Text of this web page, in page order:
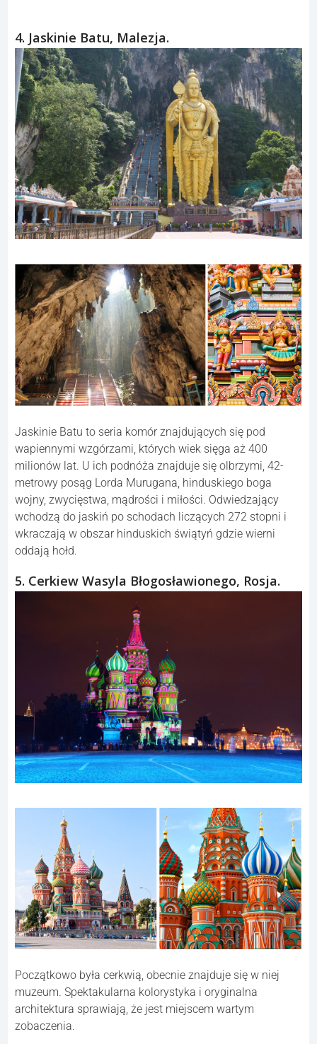
4. Jaskinie Batu, Malezja.
Jaskinie Batu to seria komór znajdujących się pod
wapiennymi wzgórzami, których wiek sięga aż 400
milionów lat. U ich podnóża znajduje się olbrzymi, 42-
metrowy posąg Lorda Murugana, hinduskiego boga
wojny, zwycięstwa, mądrości i miłości. Odwiedzający
wchodzą do jaskiń po schodach liczących 272 stopni i
wkraczają w obszar hinduskich świątyń gdzie wierni
oddają hołd.
5. Cerkiew Wasyla Błogosławionego, Rosja.